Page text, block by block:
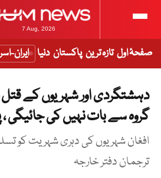
7 Aug, 2026
صفحۂ اول تازہ ترین پاکستان دنیا ایران-
دہشتگردی اور شہریوں کے
گروہ سے بات نہیں کی جائیگی
افغان شہریوں کی دہری شہریت کو
ترجمان دفتر خارجہ